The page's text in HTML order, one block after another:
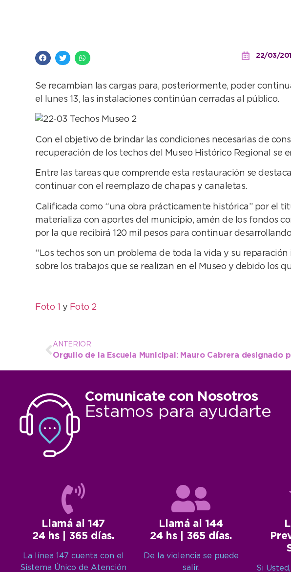
22/03/
Se recambian las cargas para, posteriormente, poder
el lunes 13, las instalaciones continúan cerradas al público.
Con el objetivo de brindar las condiciones necesarias de
recuperación de los techos del Museo Histórico Regional
Entre las tareas que comprende esta restauración se
continuar con el reemplazo de chapas y canaletas.
Calificada como “una obra prácticamente histórica” por el
materializa con aportes del municipio, amén de los fondos
por la que recibirá 120 mil pesos para continuar
“Los techos son un problema de toda la vida y su
sobre los trabajos que se realizan en el Museo y debido los
Foto 1 y Foto 2
ANTERIOR
Comunicate con Nosotros
Estamos para ayudarte
Llamá al 147
24 hs | 365 días.
La línea 147 cuenta con el
Sistema Único de Atención
Llamá al 144
24 hs | 365 días.
De la violencia se puede
salir.
Si